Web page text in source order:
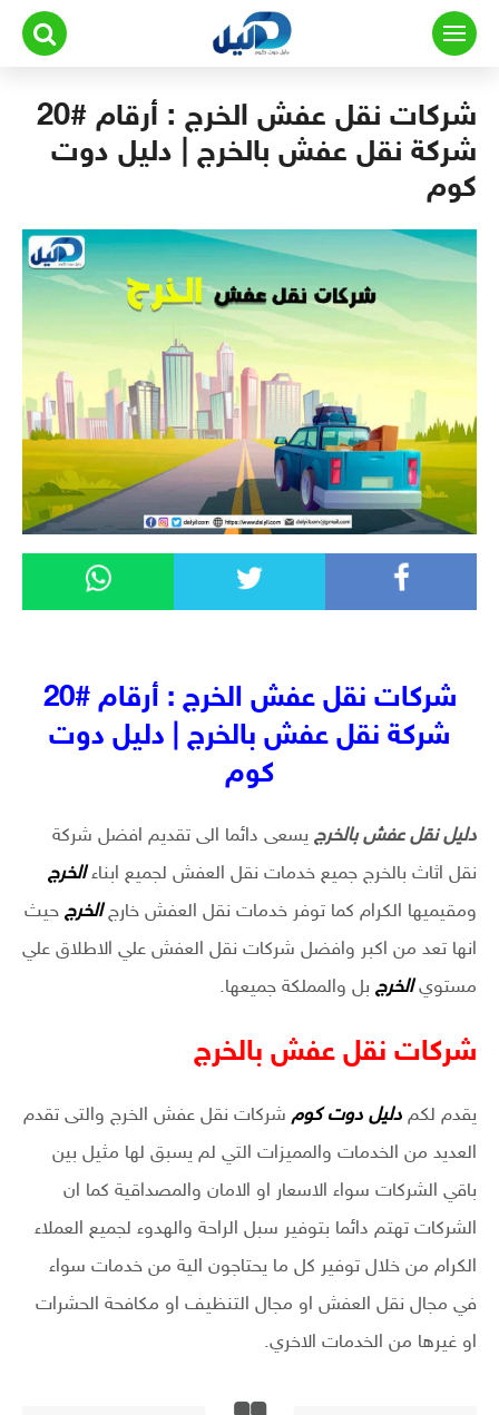
التجاوز
المحتوى
شركات نقل عفش الخرج : أرقام #20
شركة نقل عفش بالخرج | دليل دوت
كوم
شركات نقل عفش الخرج : أرقام #20
شركة نقل عفش بالخرج | دليل دوت
كوم
دليل نقل عفش بالخرج يسعى دائما الى تقديم افضل شركة
نقل اثاث بالخرج جميع خدمات نقل العفش لجميع ابناءالخرج
ومقيميها الكرام كما توفر خدمات نقل العفش خارجالخرج حيث
انها تعد من اكبر وافضل شركات نقل العفش علي الاطلاق علي
مستويالخرج بل والمملكة جميعها.
شركات نقل عفش بالخرج
يقدم لكم دليل دوت كوم شركات نقل عفش الخرج والتى تقدم
العديد من الخدمات والمميزات التي لم يسبق لها مثيل بين
باقي الشركات سواء الاسعار او الامان والمصداقية كما ان
الشركات تهتم دائما بتوفير سبل الراحة والهدوء لجميع العملاء
الكرام من خلال توفير كل ما يحتاجون الية من خدمات سواء
في مجال نقل العفش او مجال التنظيف او مكافحة الحشرات
او غيرها من الخدمات الاخري.